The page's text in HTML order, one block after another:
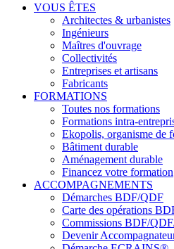
VOUS ÊTES
Architectes & urbanistes
Ingénieurs
Maîtres d'ouvrage
Collectivités
Entreprises et artisans
Fabricants
FORMATIONS
Toutes nos formations
Formations intra-
Ekopolis, organisme de
Bâtiment durable
Aménagement durable
Financez votre formation
ACCOMPAGNEMENTS
Démarches BDF/QDF
Carte des opérations
Commissions BDF/
Devenir